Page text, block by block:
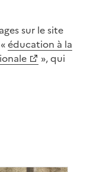
sur le site
éducation à la
», qui